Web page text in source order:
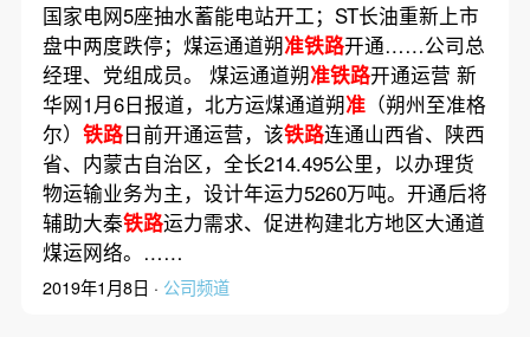
国家电网5座抽水蓄能电站开工；ST长油重新上市
盘中两度跌停；煤运通道朔准铁路开通……公司总
经理、党组成员。 煤运通道朔准铁路开通运营 新
华网1月6日报道，北方运煤通道朔准（朔州至准格
尔） 铁路日前开通运营，该铁路连通山西省、陕西
省、内蒙古自治区，全长214.495公里，以办理货
物运输业务为主，设计年运力5260万吨。开通后将
辅助大秦铁路运力需求、促进构建北方地区大通道
煤运网络。……
2019年1月8日 · 公司频道